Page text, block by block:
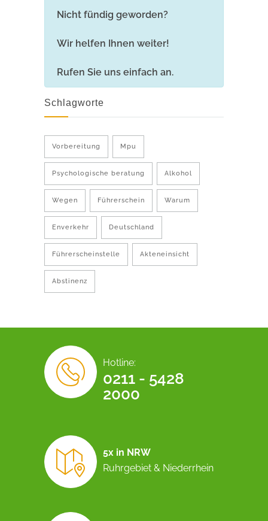
Nicht fündig geworden?
Wir helfen Ihnen weiter!
Rufen Sie uns einfach an.
Schlagworte
Vorbereitung Mpu
Psychologische beratung Alkohol
Wegen Führerschein Warum
Enverkehr Deutschland
Führerscheinstelle Akteneinsicht
Abstinenz
Hotline:
0211 - 5428
2000
5x in NRW
Ruhrgebiet & Niederrhein